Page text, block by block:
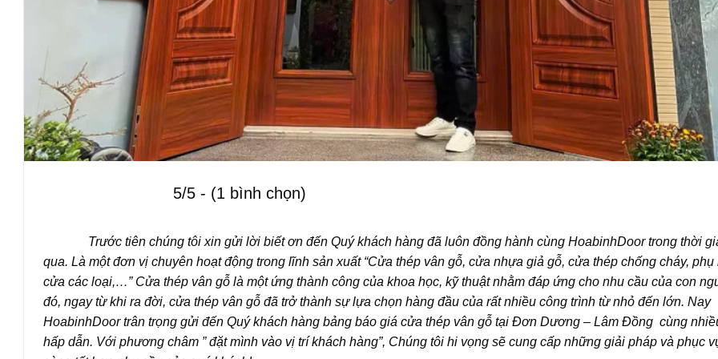
5/5 - (1 bình chọn)
Trước tiên chúng tôi xin gửi lời biết ơn đến Quý khách hàng đã luôn đồng hành cùng HoabinhDoortrong thời
qua. Là một đơn vị chuyên hoạt động trong lĩnh sản xuất “Cửa thép vân gỗ, cửa nhựa giả gỗ, cửa thép chống cháy, phụ
cửa các loại,…” Cửa thép vân gỗ là một ứng thành công của khoa học, kỹ thuật nhằm đáp ứng cho nhu cầu của con
đó, ngay từ khi ra đời, cửa thép vân gỗ đã trở thành sự lựa chọn hàng đầu của rất nhiều công trình từ nhỏ đến lớn. Nay
HoabinhDoor trân trọng gửi đến Quý khách hàng bảng báo giá cửa thép vân gỗ tại Đơn Dương – Lâm Đồng cùng
hấp dẫn. Với phương châm ” đặt mình vào vị trí khách hàng”, Chúng tôi hi vọng sẽ cung cấp những giải pháp và phục